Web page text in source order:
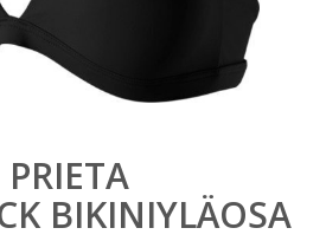
BIKINIYLÄOSA